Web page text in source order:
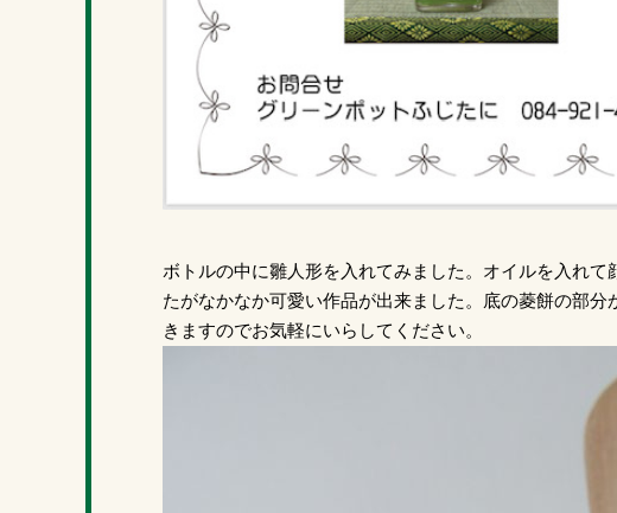
ボトルの中に雛人形を入れてみました。オイルを入れ
たがなかなか可愛い作品が出来ました。底の菱餅の部
きますのでお気軽にいらしてください。